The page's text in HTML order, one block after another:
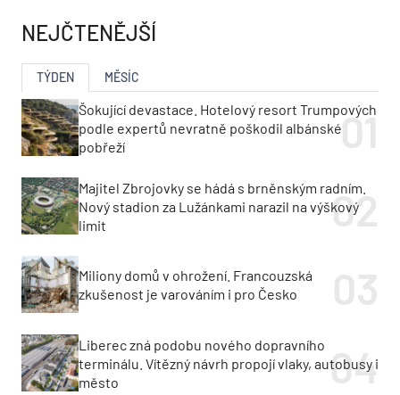
NEJČTENĚJŠÍ
TÝDEN MĚSÍC
Šokující devastace. Hotelový resort Trumpových
podle expertů nevratně poškodil albánské
pobřeží
Majitel Zbrojovky se hádá s brněnským radním.
Nový stadion za Lužánkami narazil na výškový
limit
Miliony domů v ohrožení. Francouzská
zkušenost je varováním i pro Česko
Liberec zná podobu nového dopravního
terminálu. Vítězný návrh propojí vlaky, autobusy i
město